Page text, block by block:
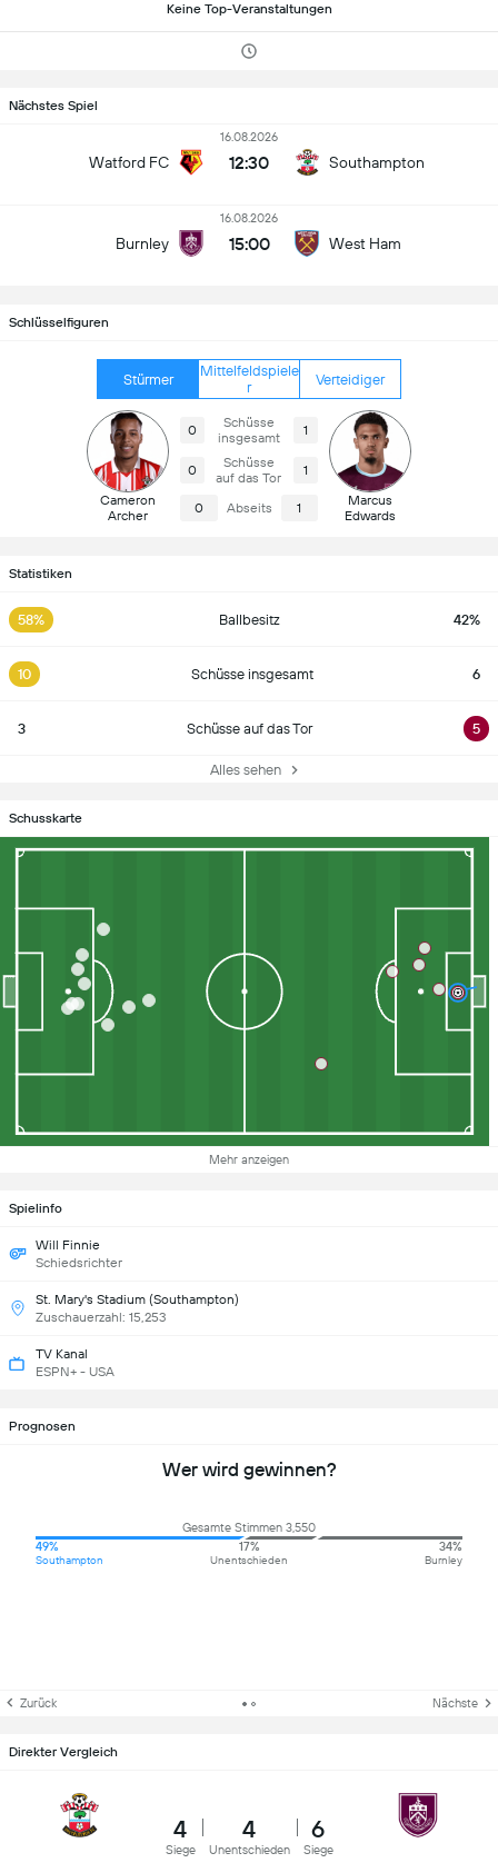
Keine Top-Veranstaltungen
Nächstes Spiel
Watford FC
16.08.2026
12:30 Southampton
Burnley
16.08.2026
15:00 West Ham
Schlüsselfiguren
Stürmer
Mittelfeldspiele
r
Verteidiger
Cameron
Archer
0
Schüsse
insgesamt
1
0
Schüsse
auf das Tor
1
0 Abseits 1
Marcus
Edwards
Statistiken
58% Ballbesitz 42%
10 Schüsse insgesamt 6
3 Schüsse auf das Tor 5
Alles sehen
Schusskarte
Mehr anzeigen
Spielinfo
Will Finnie
Schiedsrichter
St. Mary's Stadium (Southampton)
Zuschauerzahl: 15,253
TV Kanal
ESPN+ - USA
Prognosen
Wer wird gewinnen?
Gesamte Stimmen 3,550
49%
Southampton
17%
Unentschieden
34%
Burnley
Zurück Nächste
Direkter Vergleich
4
Siege
4
Unentschieden
6
Siege